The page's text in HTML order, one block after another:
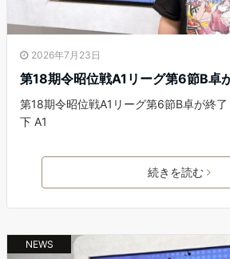
2026年7月23日
第18期令昭位戦A1リーグ第6節B卓
第18期令昭位戦A1リーグ第6節B卓が終
下 A1
続きを読む
NEWS